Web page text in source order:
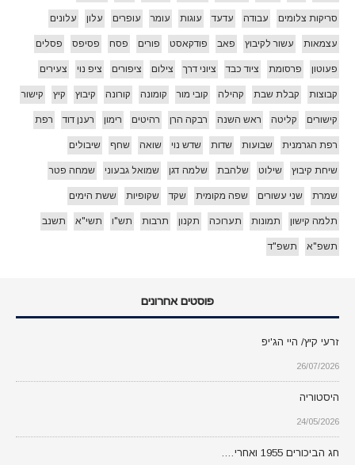
סריקות צלומים עבודה עדעד עוגות עומר עופרים עלון עלונים
עצמאות עשור לקיבוץ פאב פודקאסט פורים פסח פסיפס פסלים
פעוטון פרסומת ציוד כבד ציוני דרך צילום ציפורים ציפ נוי צעירים
קבוצות קבלת שבת קהילה קובי מור קומונה קורונה קיבוץ קיץ קישור
קישורים קליטה ראש השנה רבקה הרן רהיטים רימון רענן דוד רפת
רפת הגרמנית שבועות שדות שדש נוי שואה שחף שיבולים
שיחת קיבוץ שילוט שלהבת שלמה דגן שמואל גבעוני שמחה פטר
שמרת שני עשורים שפה מקומית שקד שקופיות ששת הימים
תלמה קישון תמונות תערוכה תקנון תרבות תש"ו תשי"א תשנב
תשפ"א תשפ"ד
פוסטים אחרונים
זרעי קיץ/ היי הג'יפ
26/07/2026
היסטוריה
24/05/2026
חג הביכורים 1955 ואחרי….